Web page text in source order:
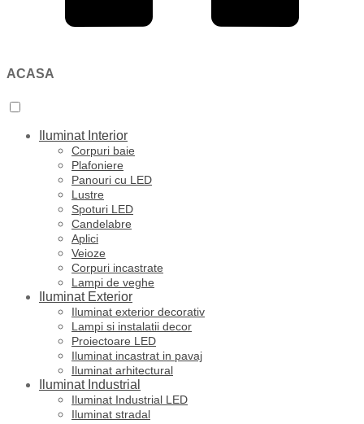
ACASA
Iluminat Interior
Corpuri baie
Plafoniere
Panouri cu LED
Lustre
Spoturi LED
Candelabre
Aplici
Veioze
Corpuri incastrate
Lampi de veghe
Iluminat Exterior
Iluminat exterior decorativ
Lampi si instalatii decor
Proiectoare LED
Iluminat incastrat in pavaj
Iluminat arhitectural
Iluminat Industrial
Iluminat Industrial LED
Iluminat stradal